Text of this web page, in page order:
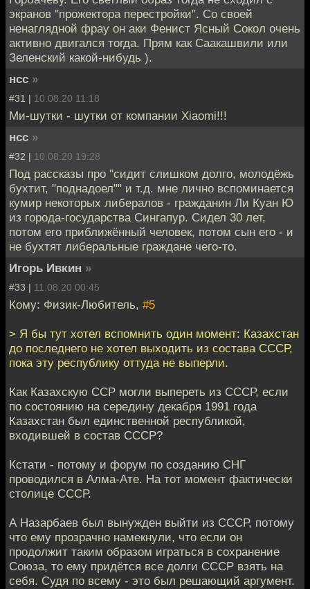
экранов "прожектора перестройки". Со своей
ненаглядной фрау он аки Фенист Ясный Сокол очень
активно двигался тогда. Прям как Саакашвили или
Зеленский какой-нибудь ).
нсс »
#31 | 10.08.20 11:18
Ми-шутки - шутки от компании Xiaomi!!!
нсс »
#32 | 10.08.20 19:28
Под рассказы про "сидит слишком долго, молодёжь
бухтит, "поднадоел"" и т.д. мне лично вспоминается
кумир некоторых либералов - гражданин Ли Куан Ю
из города-государства Сингапур. Сидел 30 лет,
потом его приближённый человек, потом сын его - и
не бухтят либеральные граждане чего-то.
Игорь Ивкин »
#33 | 11.08.20 00:45
Кому: Физик-Любитель, #5
> Я бы тут хотел вспомнить один момент: Казахстан
до последнего не хотел выходить из состава СССР,
пока эту республику оттуда не выперли.
Как Казахскую ССР могли выпереть из СССР, если
по состоянию на середину декабря 1991 года
Казахстан был единственной республикой,
входившей в состав СССР?
Кстати - потому и форум по созданию СНГ
проводился в Алма-Ате. На тот момент фактически
столице СССР.
А Назарбаев был вынужден выйти из СССР, потому
что ему прозрачно намекнули, что если он
продолжит таким образом играться в сохранение
Союза, то ему придётся все долги СССР взять на
себя. Судя по всему - это был решающий аргумент.